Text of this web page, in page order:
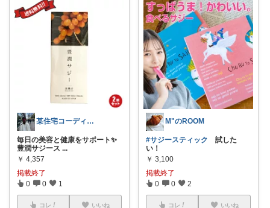
某住宅コーディネーター🏠の一押し品
毎日の美容と健康をサポート✨
豊潤サジース ...
￥ 4,357
掲載終了
0 0 1
コレ いいね
M"のROOM
#サジースティック 試した
い！
￥ 3,100
掲載終了
0 0 2
コレ いいね